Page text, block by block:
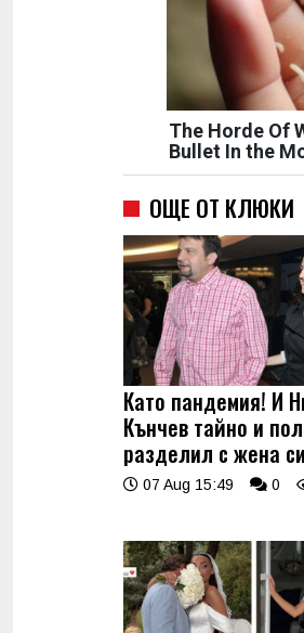
The Horde Of
Bullet In the
ОЩЕ ОТ КЛЮКИ
Като пандемия! И
Кънчев тайно и
разделил с жена си
07 Aug 15:49 0